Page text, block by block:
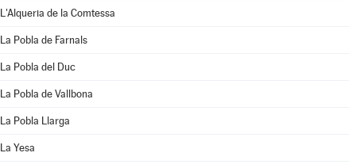
L'Alqueria de la Comtessa
La Pobla de Farnals
La Pobla del Duc
La Pobla de Vallbona
La Pobla Llarga
La Yesa